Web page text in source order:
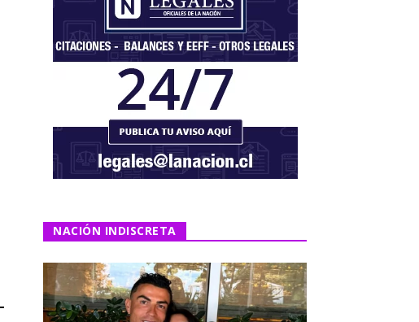
NACIÓN INDISCRETA